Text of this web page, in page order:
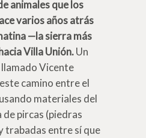
animales que los
varios años atrás
—la sierra más
Villa Unión.Un
Vicente
camino entre el
materiales del
de pircas (piedras
trabadas entre sí que